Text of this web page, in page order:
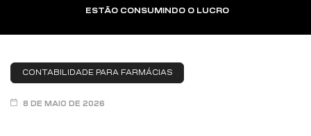
ESTÃO CONSUMINDO O LUCRO
CONTABILIDADE PARA FARMÁCIAS
8 DE MAIO DE 2026